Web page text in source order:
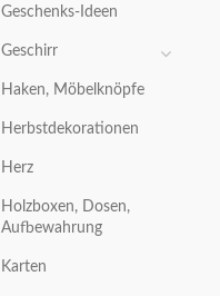
Geschenks-Ideen
Geschirr
Haken, Möbelknöpfe
Herbstdekorationen
Herz
Holzboxen, Dosen,
Aufbewahrung
Karten